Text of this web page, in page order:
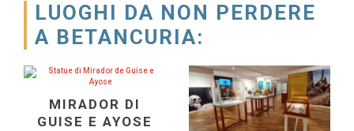
LUOGHI DA NON PERDERE
A BETANCURIA:
MIRADOR DI
GUISE E AYOSE